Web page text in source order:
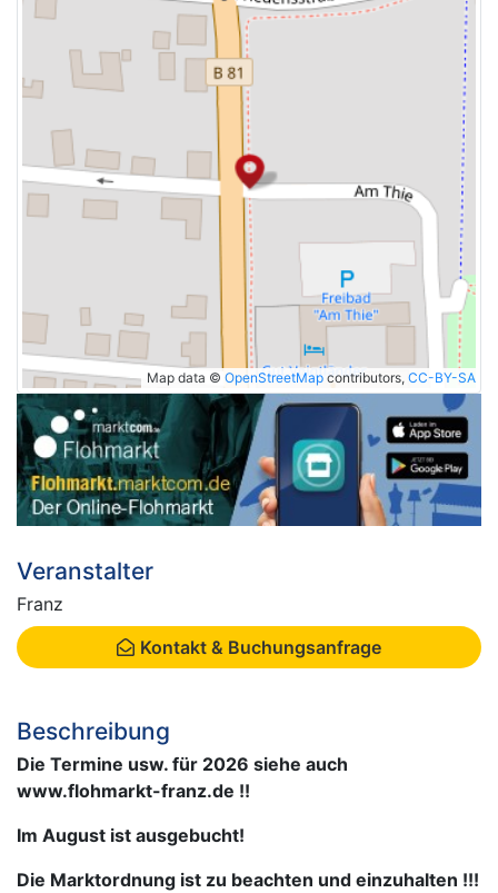
Map data © OpenStreetMap contributors, CC-BY-SA
Veranstalter
Franz
Kontakt & Buchungsanfrage
Beschreibung
Die Termine usw. für 2026 siehe auch
www.flohmarkt-franz.de !!
Im August ist ausgebucht!
Die Marktordnung ist zu beachten und einzuhalten !!!